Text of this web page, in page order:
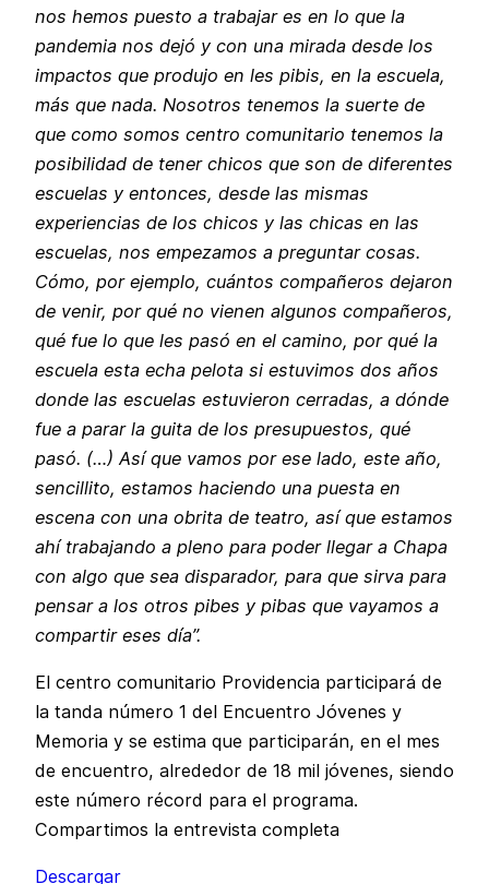
nos hemos puesto a trabajar es en lo que la
pandemia nos dejó y con una mirada desde los
impactos que produjo en les pibis, en la escuela,
más que nada. Nosotros tenemos la suerte de
que como somos centro comunitario tenemos la
posibilidad de tener chicos que son de diferentes
escuelas y entonces, desde las mismas
experiencias de los chicos y las chicas en las
escuelas, nos empezamos a preguntar cosas.
Cómo, por ejemplo, cuántos compañeros dejaron
de venir, por qué no vienen algunos compañeros,
qué fue lo que les pasó en el camino, por qué la
escuela esta echa pelota si estuvimos dos años
donde las escuelas estuvieron cerradas, a dónde
fue a parar la guita de los presupuestos, qué
pasó. (…) Así que vamos por ese lado, este año,
sencillito, estamos haciendo una puesta en
escena con una obrita de teatro, así que estamos
ahí trabajando a pleno para poder llegar a Chapa
con algo que sea disparador, para que sirva para
pensar a los otros pibes y pibas que vayamos a
compartir eses día”.
El centro comunitario Providencia participará de
la tanda número 1 del Encuentro Jóvenes y
Memoria y se estima que participarán, en el mes
de encuentro, alrededor de 18 mil jóvenes, siendo
este número récord para el programa.
Compartimos la entrevista completa
Descargar